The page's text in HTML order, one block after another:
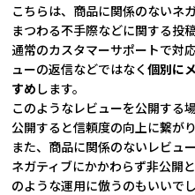
こちらは、商品に関係のないネ
まつわる不手際などに関する投
通常のカスタマーサポートで対
ューの返信などではなく個別に
すめ します。
このようなレビューを公開する
公開すると信頼度の向上に繋がり
また、商品に関係のないレビュ
ネガティブにかかわらず非公開
のような運用に倣うのもいいでし